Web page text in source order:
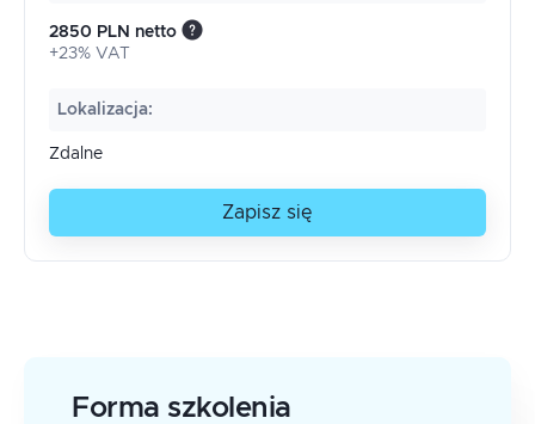
2850 PLN netto
+23% VAT
Lokalizacja:
Zdalne
Zapisz się
Forma szkolenia